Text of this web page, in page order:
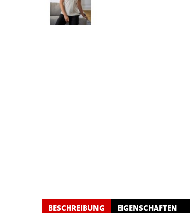
BESCHREIBUNG EIGENSCHAFTEN